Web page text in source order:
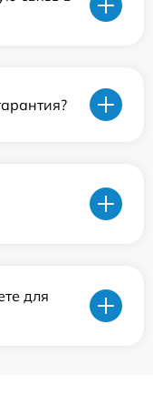
для